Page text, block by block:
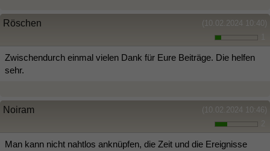
(10.02.2024 10:40)
Röschen
Zwischendurch einmal vielen Dank für Eure Beiträge. Die helfen
sehr.
(10.02.2024 10:46)
Noiram
Man kann nicht nahtlos anknüpfen, die Zeit und die Ereignisse